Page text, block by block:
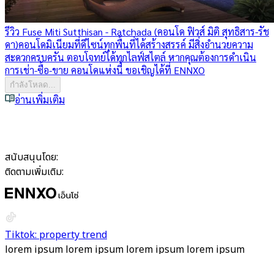
รีวิว Fuse Miti Sutthisan - Ratchada (คอนโด ฟิวส์ มิติ สุทธิสาร-รัช
ดา)คอนโดมิเนียมที่ดีไซน์ทุกพื้นที่ได้สร้างสรรค์ มีสิ่งอำนวยความ
สะดวกครบครัน ตอบโจทย์ได้ทุกไลฟ์สไตล์ หากคุณต้องการดำเนิน
การเช่า-ซื้อ-ขาย คอนโดแห่งนี้ ขอเชิญได้ที่ ENNXO
กำลังโหลด...
อ่านเพิ่มเติม
สนับสนุนโดย:
ติดตามเพิ่มเติม:
Tiktok: property trend
lorem ipsum lorem ipsum lorem ipsum lorem ipsum